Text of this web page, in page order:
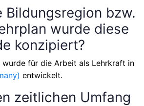
Bildungsregion bzw.
wurde diese
konzipiert?
wurde für die Arbeit als Lehrkraft in
entwickelt.
zeitlichen Umfang